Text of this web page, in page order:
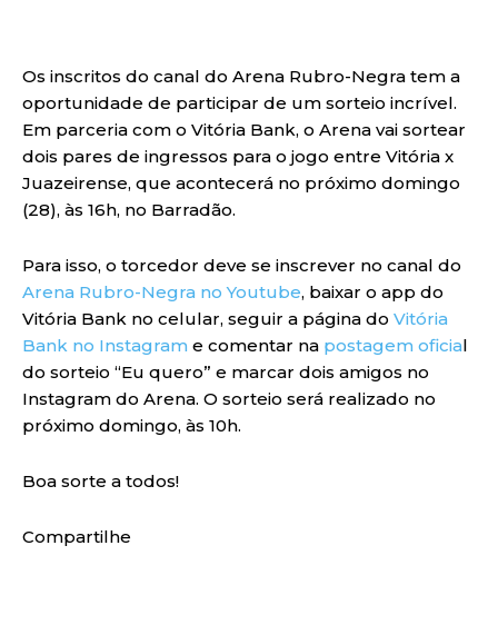
Os inscritos do canal do Arena Rubro-Negra tem a
oportunidade de participar de um sorteio incrível.
Em parceria com o Vitória Bank, o Arena vai sortear
dois pares de ingressos para o jogo entre Vitória x
Juazeirense, que acontecerá no próximo domingo
(28), às 16h, no Barradão.
Para isso, o torcedor deve se inscrever no canal do
Arena Rubro-Negra no Youtube, baixar o app do
Vitória Bank no celular, seguir a página do Vitória
Bank no Instagram e comentar na postagem oficial
do sorteio “Eu quero” e marcar dois amigos no
Instagram do Arena. O sorteio será realizado no
próximo domingo, às 10h.
Boa sorte a todos!
Compartilhe